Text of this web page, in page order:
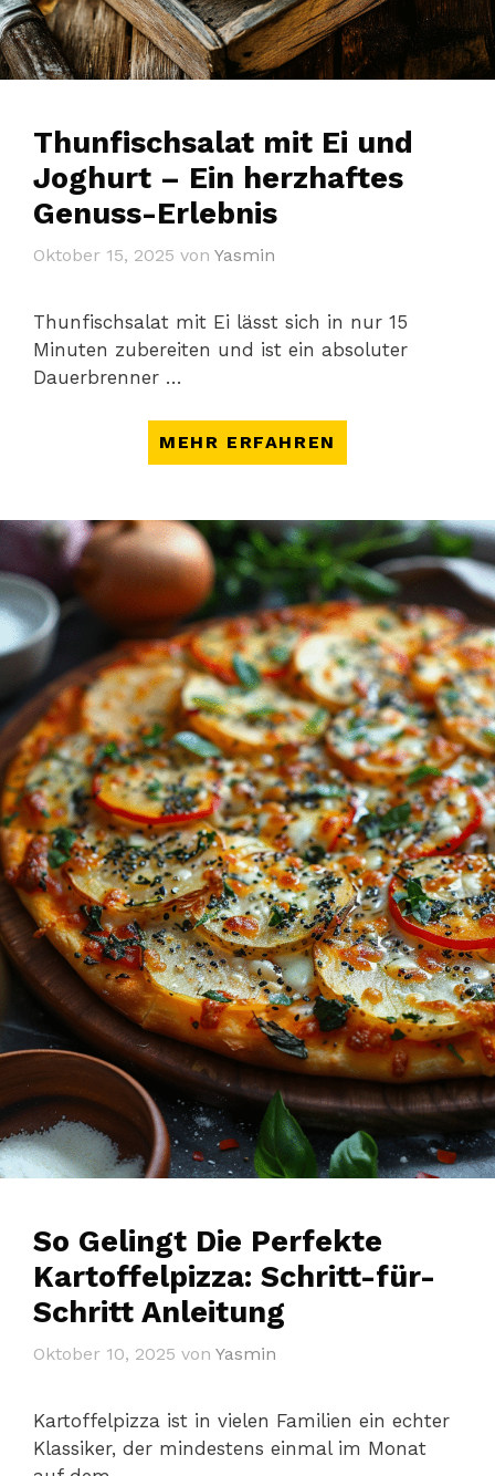
Thunfischsalat mit Ei und
Joghurt – Ein herzhaftes
Genuss-Erlebnis
Oktober 15, 2025 vonYasmin
Thunfischsalat mit Ei lässt sich in nur 15
Minuten zubereiten und ist ein absoluter
Dauerbrenner …
MEHR ERFAHREN
So Gelingt Die Perfekte
Kartoffelpizza: Schritt-für-
Schritt Anleitung
Oktober 10, 2025 vonYasmin
Kartoffelpizza ist in vielen Familien ein echter
Klassiker, der mindestens einmal im Monat